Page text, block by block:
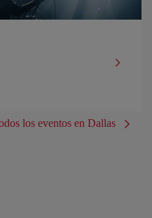
los eventos en Dallas